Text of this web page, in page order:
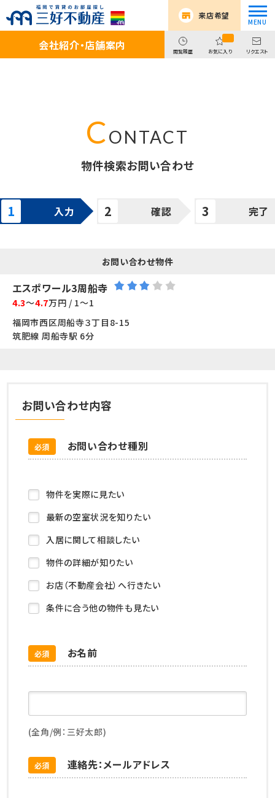
来店希望
会社紹介・店舗案内 閲覧履歴 お気に入り リクエスト
物件検索お問い合わせ
入力 確認 完了
お問い合わせ物件
エスポワール3周船寺
4.3～4.7万円 / 1～1
福岡市西区周船寺３丁目8-15
筑肥線 周船寺駅 6分
お問い合わせ内容
お問い合わせ種別
必須
物件を実際に見たい
最新の空室状況を知りたい
入居に関して相談したい
物件の詳細が知りたい
お店（不動産会社）へ行きたい
条件に合う他の物件も見たい
お名前
必須
(全角/例：三好太郎)
連絡先：メールアドレス
必須